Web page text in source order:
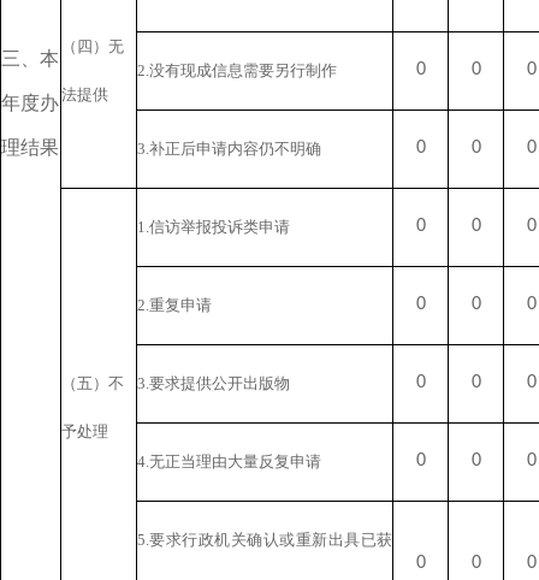
三、本
年度办
理结果
（四）无
法提供
2.没有现成信息需要另行制作 0 0 0
3.补正后申请内容仍不明确 0 0 0
（五）不
予处理
1.信访举报投诉类申请 0 0 0
2.重复申请 0 0 0
3.要求提供公开出版物 0 0 0
4.无正当理由大量反复申请 0 0 0
5.要求行政机关确认或重新出具已获
0 0 0